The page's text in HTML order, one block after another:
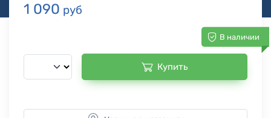
1 090 руб
В наличии
Купить